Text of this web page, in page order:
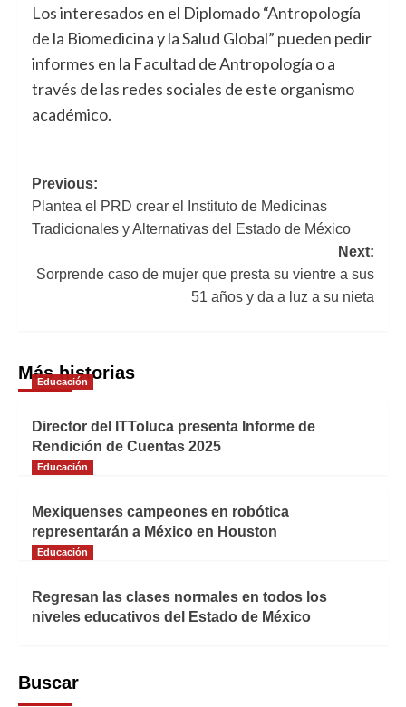
Los interesados en el Diplomado “Antropología
de la Biomedicina y la Salud Global” pueden pedir
informes en la Facultad de Antropología o a
través de las redes sociales de este organismo
académico.
Navegación
de
entradas
Previous:
Plantea el PRD crear el Instituto de Medicinas
Tradicionales y Alternativas del Estado de México
Next:
Sorprende caso de mujer que presta su vientre a sus
51 años y da a luz a su nieta
Más historias
Educación
Director del ITToluca presenta Informe de
Rendición de Cuentas 2025
Educación
Mexiquenses campeones en robótica
representarán a México en Houston
Educación
Regresan las clases normales en todos los
niveles educativos del Estado de México
Buscar